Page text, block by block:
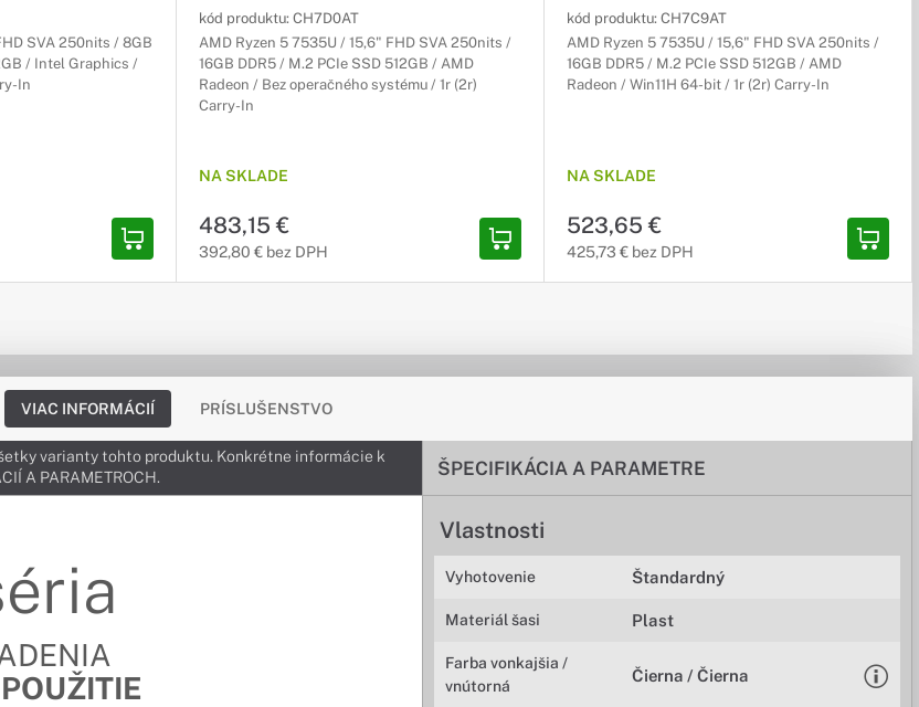
SVA 250nits / 8GB
/ Intel Graphics /
In
kód produktu: CH7D0AT
AMD Ryzen 5 7535U / 15,6" FHD SVA 250nits /
16GB DDR5 / M.2 PCIe SSD 512GB / AMD
Radeon / Bez operačného systému / 1r (2r)
Carry-In
NA SKLADE
483,15 €
392,80 € bez DPH
kód produktu: CH7C9AT
AMD Ryzen 5 7535U / 15,6" FHD SVA 250nits /
16GB DDR5 / M.2 PCIe SSD 512GB / AMD
Radeon / Win11H 64-bit / 1r (2r) Carry-In
NA SKLADE
523,65 €
425,73 € bez DPH
VIAC INFORMÁCIÍ PRÍSLUŠENSTVO
ŠPECIFIKÁCIA A PARAMETRE
Vlastnosti
Vyhotovenie Štandardný
Materiál šasi Plast
Farba vonkajšia /
vnútorná
Čierna / Čierna
varianty tohto produktu. Konkrétne informácie k
A PARAMETROCH.